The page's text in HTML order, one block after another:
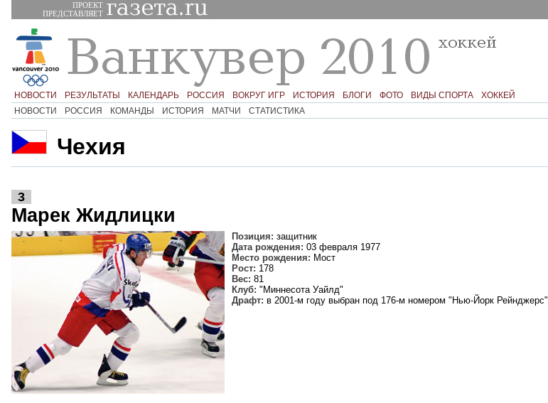
ПРОЕКТ
ПРЕДСТАВЛЯЕТ
НОВОСТИ РЕЗУЛЬТАТЫ КАЛЕНДАРЬ РОССИЯ ВОКРУГ ИГР ИСТОРИЯ БЛОГИ ФОТО ВИДЫ СПОРТА
ХОККЕЙ
НОВОСТИ
РОССИЯ КОМАНДЫ ИСТОРИЯ МАТЧИ СТАТИСТИКА
Чехия
3
Марек Жидлицки
Позиция: защитник
Дата рождения: 03 февраля 1977
Место рождения: Мост
Рост: 178
Вес: 81
Клуб: "Миннесота Уайлд"
Драфт: в 2001-м году выбран под 176-м номером "Нью-Йорк Рейнджерс"